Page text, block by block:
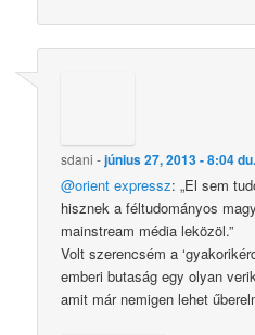
sdani -június 27, 2013 - 8:04 du.
@orient expressz: „El sem
hisznek a féltudományos
mainstream média leközöl.”
Volt szerencsém a
emberi butaság egy olyan
amit már nemigen lehet